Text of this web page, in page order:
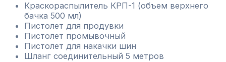
Краскораспылитель КРП-1 (объем верхнего
бачка 500 мл)
Пистолет для продувки
Пистолет промывочный
Пистолет для накачки шин
Шланг соединительный 5 метров